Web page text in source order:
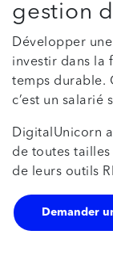
gestion
Développer
investir dans la
temps durable.
c’est un
DigitalUnicorn
de toutes
de leurs outils
Demander